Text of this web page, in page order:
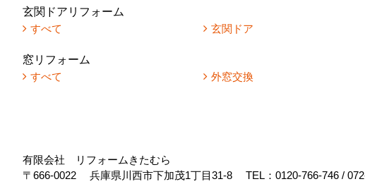
玄関ドアリフォーム
すべて
玄関ドア
窓リフォーム
すべて
外窓交換
有限会社 リフォームきたむら
〒666-0022
兵庫県川西市下加茂1丁目31-8 TEL： 0120-766-746 /